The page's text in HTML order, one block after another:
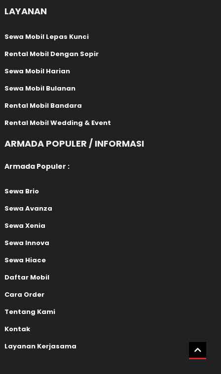
LAYANAN
Sewa Mobil Lepas Kunci
Rental Mobil Dengan Sopir
Sewa Mobil Harian
Sewa Mobil Bulanan
Rental Mobil Bandara
Rental Mobil Wedding & Event
ARMADA POPULER / INFORMASI
Armada Populer :
Sewa Brio
Sewa Avanza
Sewa Xenia
Sewa Innova
Sewa Hiace
Daftar Mobil
Cara Order
Tentang Kami
Kontak
Layanan Kerjasama